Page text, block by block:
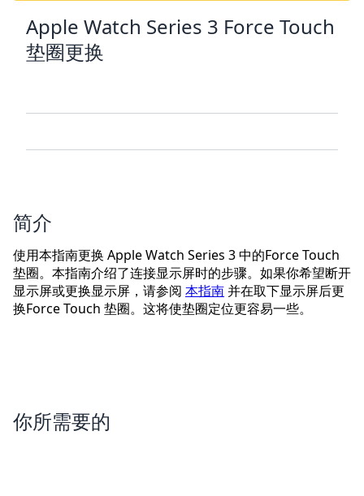
Apple Watch Series 3 Force Touch
垫圈更换
简介
使用本指南更换 Apple Watch Series 3 中的Force Touch
垫圈。本指南介绍了连接显示屏时的步骤。如果你希望断开
显示屏或更换显示屏，请参阅 本指南并在取下显示屏后更
换Force Touch 垫圈。这将使垫圈定位更容易一些。
你所需要的